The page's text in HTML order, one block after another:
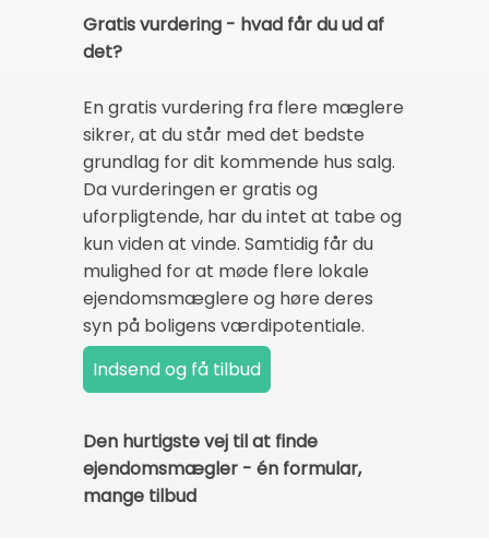
Gratis vurdering - hvad får du ud af
det?
En gratis vurdering fra flere mæglere
sikrer, at du står med det bedste
grundlag for dit kommende hus salg.
Da vurderingen er gratis og
uforpligtende, har du intet at tabe og
kun viden at vinde. Samtidig får du
mulighed for at møde flere lokale
ejendomsmæglere og høre deres
syn på boligens værdipotentiale.
Den hurtigste vej til at finde
ejendomsmægler - én formular,
mange tilbud